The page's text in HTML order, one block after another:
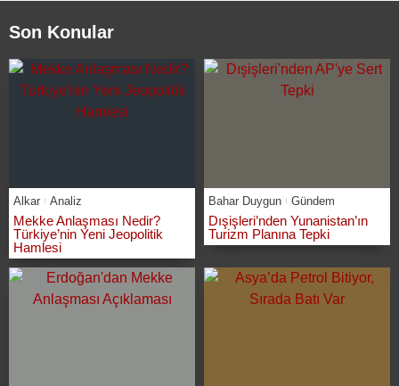
Son Konular
Alkar Analiz
Mekke Anlaşması Nedir?
Türkiye’nin Yeni Jeopolitik
Hamlesi
Bahar Duygun Gündem
Dışişleri’nden Yunanistan’ın
Turizm Planına Tepki